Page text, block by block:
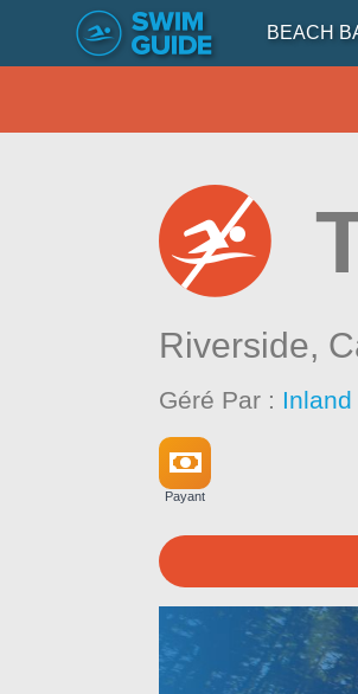
BEACH
Riverside,
Géré Par :
Payant